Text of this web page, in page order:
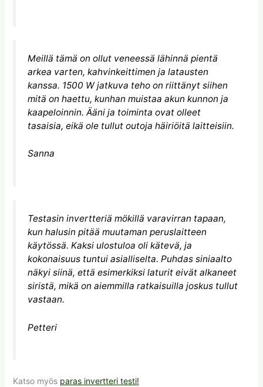
Meillä tämä on ollut veneessä lähinnä pientä
arkea varten, kahvinkeittimen ja latausten
kanssa. 1500 W jatkuva teho on riittänyt siihen
mitä on haettu, kunhan muistaa akun kunnon ja
kaapeloinnin. Ääni ja toiminta ovat olleet
tasaisia, eikä ole tullut outoja häiriöitä laitteisiin.
Sanna
Testasin invertteriä mökillä varavirran tapaan,
kun halusin pitää muutaman peruslaitteen
käytössä. Kaksi ulostuloa oli kätevä, ja
kokonaisuus tuntui asialliselta. Puhdas siniaalto
näkyi siinä, että esimerkiksi laturit eivät alkaneet
siristä, mikä on aiemmilla ratkaisuilla joskus tullut
vastaan.
Petteri
Katso myös paras invertteri testi!